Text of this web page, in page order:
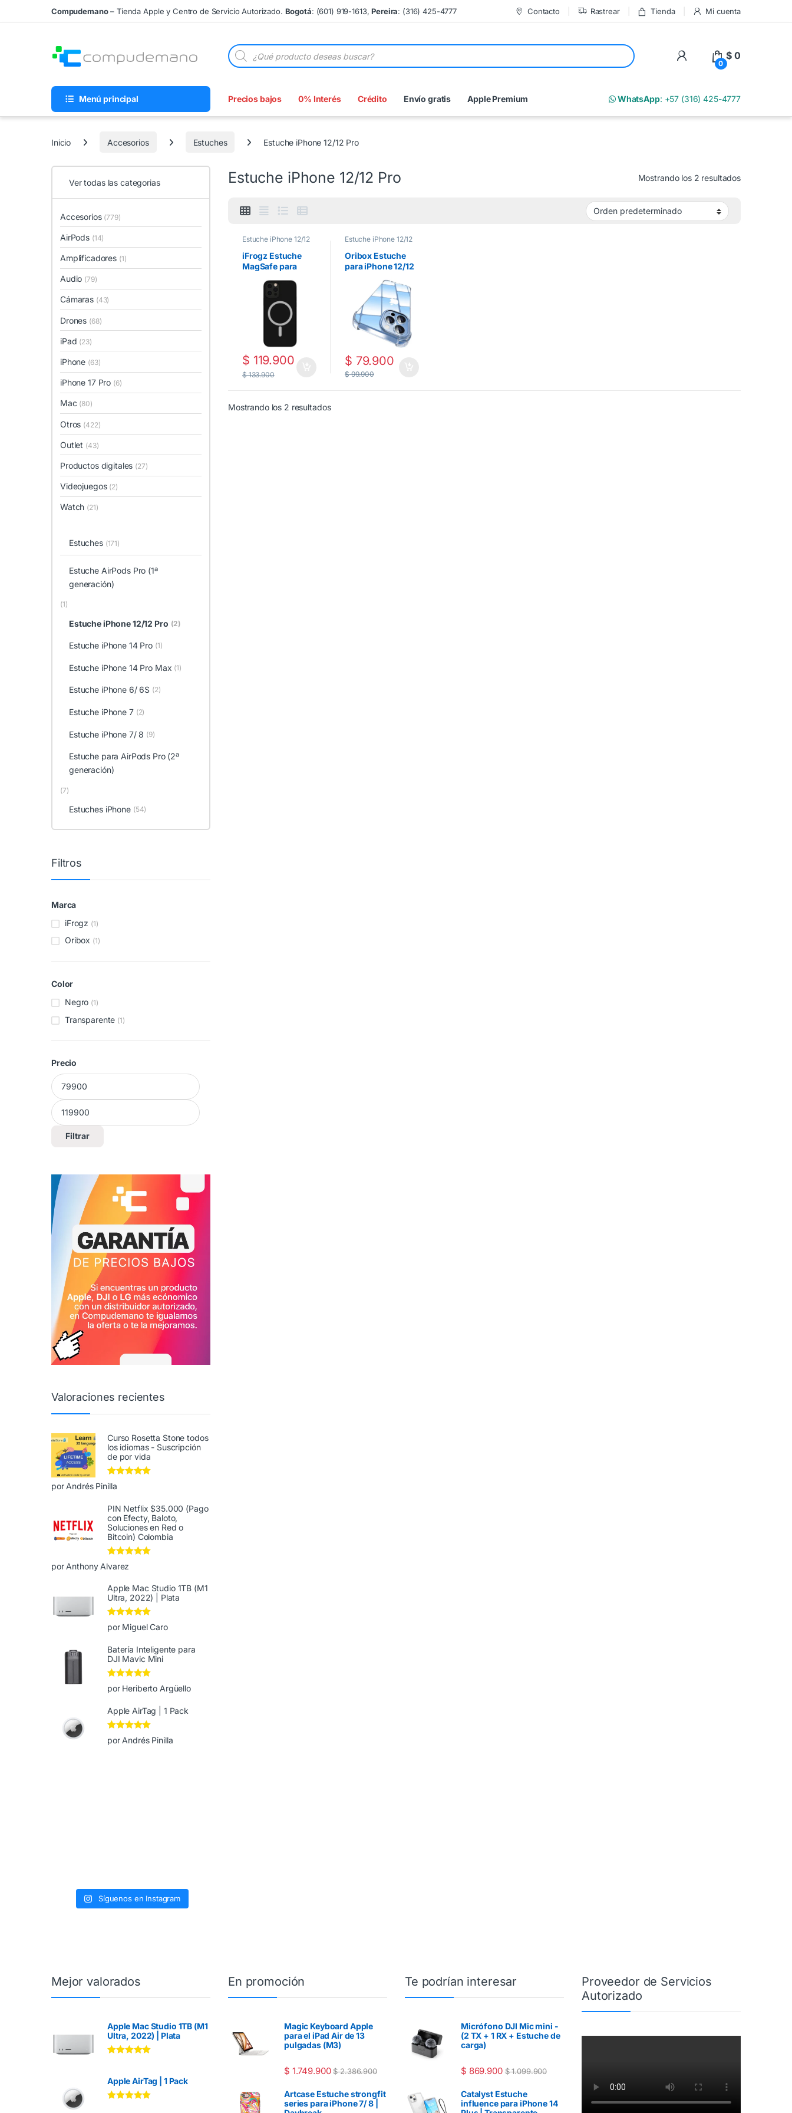
Skip to navigation
Skip to contentCompudemano– Tienda Apple y Centro de Servicio Autorizado. Bogotá: (601) 919-1613,Pereira: (316) 425-4777 Contacto Rastrear Tienda Mi cuenta
Búsqueda de productos
My Account
0
$ 0
Menú principal Precios bajos 0% Interés Crédito Envío gratis Apple Premium WhatsApp: +57 (316) 425-4777
Inicio Accesorios Estuches Estuche iPhone 12/12 Pro
Estuche iPhone 12/12 Pro Mostrando los 2 resultados
Estuche iPhone 12/12
iFrogz Estuche
MagSafe para
Negro
$ 119.900
$133.900
Estuche iPhone 12/12
Oribox Estuche
para iPhone 12/12
$ 79.900
$99.900
Mostrando los 2 resultados
Ver todas las categorias
Accesorios (779)
AirPods (14)
Amplificadores (1)
Audio (79)
Cámaras (43)
Drones (68)
iPad (23)
iPhone (63)
iPhone 17 Pro (6)
Mac (80)
Otros (422)
Outlet (43)
Productos digitales (27)
Videojuegos (2)
Watch (21)
Estuches (171)
Estuche AirPods Pro (1ª
generación)
(1)
Estuche iPhone 12/12 Pro (2)
Estuche iPhone 14 Pro (1)
Estuche iPhone 14 Pro Max (1)
Estuche iPhone 6/ 6S (2)
Estuche iPhone 7 (2)
Estuche iPhone 7/ 8 (9)
Estuche para AirPods Pro (2ª
generación)
(7)
Estuches iPhone (54)
Filtros
Marca
iFrogz (1)
Oribox (1)
Color
Negro (1)
Transparente (1)
Precio
Precio mínimo
Precio máximo
Filtrar
Valoraciones recientes
Curso Rosetta Stone todos
los idiomas - Suscripción
de por vida
Valorado en
de 5
por Andrés Pinilla
PIN Netflix $35.000 (Pago
con Efecty, Baloto,
Soluciones en Red o
Bitcoin) Colombia
Valorado en
de 5
por Anthony Alvarez
Apple Mac Studio 1TB (M1
Ultra, 2022) | Plata
Valorado en 5
de 5
por Miguel Caro
Batería Inteligente para
DJI Mavic Mini
Valorado en5
de 5
por Heriberto Argüello
Apple AirTag | 1 Pack
Valorado en5
de 5
por Andrés Pinilla
Síguenos en Instagram
Mejor valorados
Apple Mac Studio 1TB (M1
Ultra, 2022) | Plata
Apple AirTag | 1 Pack
En promoción
Magic Keyboard Apple
para el iPad Air de 13
pulgadas (M3)
$ 1.749.900 $2.386.900
Artcase Estuche strongfit
series para iPhone 7/ 8 |
Te podrían interesar
Micrófono DJI Mic mini -
(2 TX + 1 RX + Estuche de
carga)
$ 869.900 $1.099.900
Catalyst Estuche
influence para iPhone 14
Proveedor de Servicios
Autorizado